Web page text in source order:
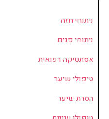
ניתוחי חזה
ניתוחי פנים
אסתטיקה רפואית
טיפולי שיער
הסרת שיער